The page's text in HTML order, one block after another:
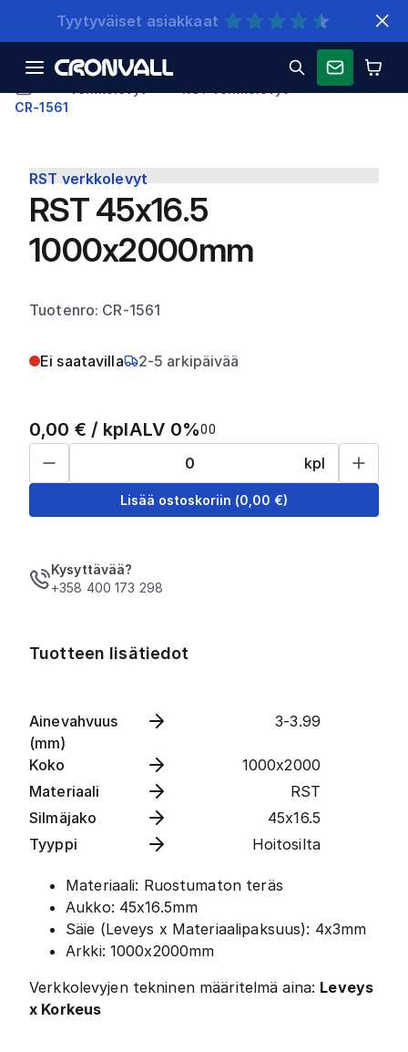
Nopeat toimitukset
CR-1561
RST verkkolevyt
RST 45x16.5
1000x2000mm
Tuotenro: CR-1561
Ei saatavilla 2-5 arkipäivää
0
0,00 € / kplALV 0%0
kpl
Lisää ostoskoriin (0,00 €)
Kysyttävää?
+358 400 173 298
Tuotteen lisätiedot
Ainevahvuus
(mm)
3-3.99
Koko
1000x2000
Materiaali
RST
Silmäjako
45x16.5
Tyyppi
Hoitosilta
Materiaali: Ruostumaton teräs
Aukko: 45x16.5mm
Säie (Leveys x Materiaalipaksuus): 4x3mm
Arkki: 1000x2000mm
Verkkolevyjen tekninen määritelmä aina: Leveys
x Korkeus